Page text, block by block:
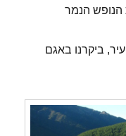
הנופש הנמר
ביקרנו באגם